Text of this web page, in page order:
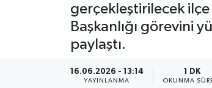
gerçekleştirilecek ilçe
Başkanlığı görevini
paylaştı.
16.06.2026 - 13:14
YAYINLANMA
1 DK
OKUNMA